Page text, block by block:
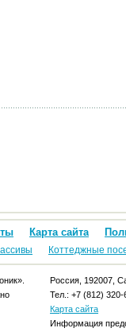
Карта сайта
Коттеджные
Россия, 192007,
Тел.: +7 (812) 320-
Карта сайта
Информация